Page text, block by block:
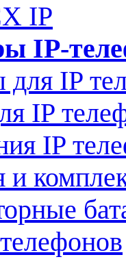
IP
IP-
для IP
IP
IP
и